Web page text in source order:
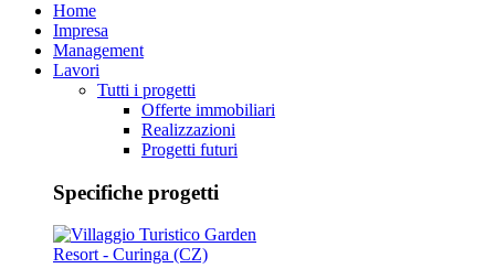
Home
Impresa
Management
Lavori
Tutti i progetti
Offerte immobiliari
Realizzazioni
Progetti futuri
Specifiche progetti